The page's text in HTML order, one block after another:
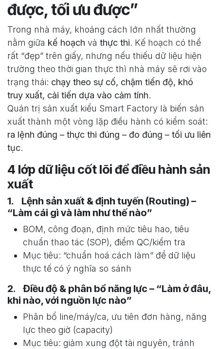
được, tối ưu được”
Trong nhà máy, khoảng cách lớn nhất thường
nằm giữa kế hoạch và thực thi. Kế hoạch có thể
rất “đẹp” trên giấy, nhưng nếu thiếu dữ liệu hiện
trường theo thời gian thực thì nhà máy sẽ rơi vào
trạng thái: chạy theo sự cố, chậm tiến độ, khó
truy xuất, cải tiến dựa vào cảm tính.
Quản trị sản xuất kiểu Smart Factory là biến sản
xuất thành một vòng lặp điều hành có kiểm soát:
ra lệnh đúng – thực thi đúng – đo đúng – tối ưu liên
tục.
4 lớp dữ liệu cốt lõi để điều hành sản
xuất
1. Lệnh sản xuất & định tuyến (Routing) –
“Làm cái gì và làm như thế nào”
BOM, công đoạn, định mức tiêu hao, tiêu
chuẩn thao tác (SOP), điểm QC/kiểm tra
Mục tiêu: “chuẩn hoá cách làm” để dữ liệu
thực tế có ý nghĩa so sánh
2. Điều độ & phân bổ năng lực – “Làm ở đâu,
khi nào, với nguồn lực nào”
Phân bổ line/máy/ca, ưu tiên đơn hàng, năng
lực theo giờ (capacity)
Mục tiêu: giảm xung đột tài nguyên, tránh